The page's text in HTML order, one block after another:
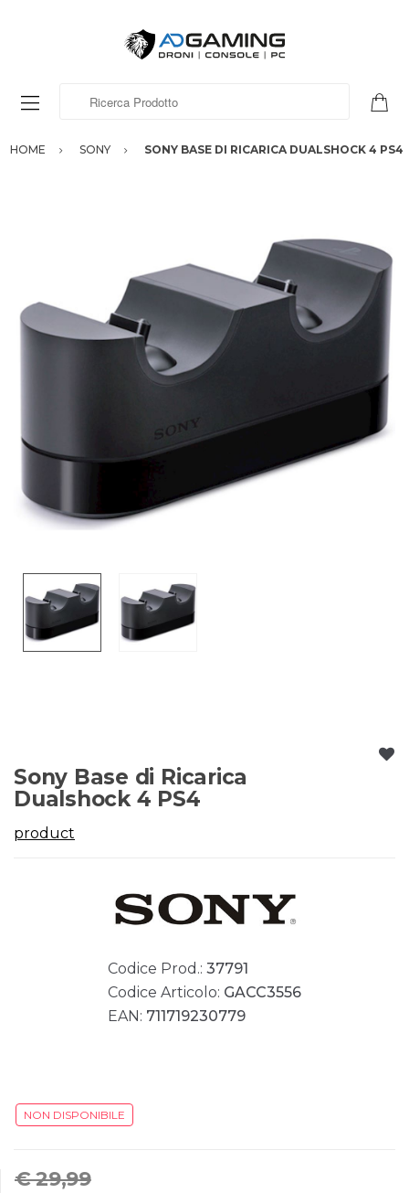
HOME SONY SONY BASE DI RICARICA DUALSHOCK 4 PS4
Sony Base di Ricarica
Dualshock 4 PS4
product
Codice Prod.: 37791
Codice Articolo: GACC3556
EAN: 711719230779
NON DISPONIBILE
€ 29,99